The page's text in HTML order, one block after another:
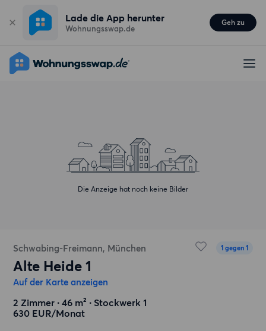
Lade die App herunter
Wohnungsswap.de
Geh zu
Die Anzeige hat noch keine Bilder
Schwabing-Freimann, München 1 gegen 1
Alte Heide 1
Auf der Karte anzeigen
2 Zimmer ∙ 46 m² ∙ Stockwerk 1
630 EUR/Monat